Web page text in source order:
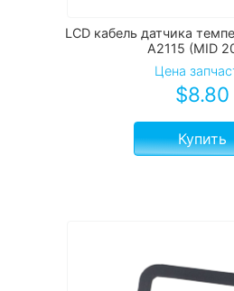
LCD кабель датчика
A2115 (MID
Цена
$8.80
Купить